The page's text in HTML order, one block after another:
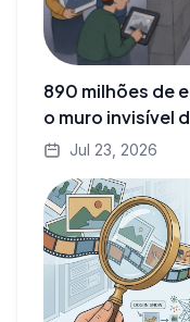
890 milhões de
o muro invisível
Jul 23, 2026